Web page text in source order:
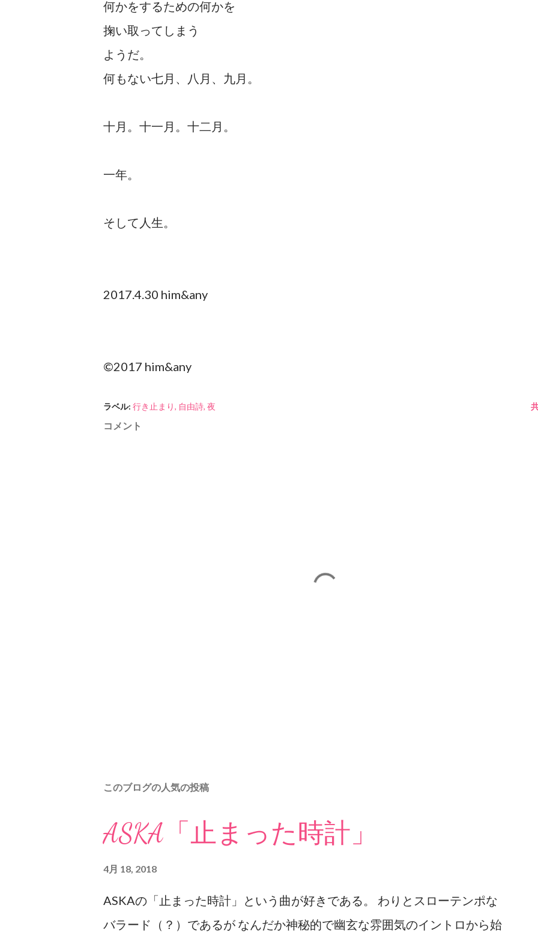
何かをするための何かを
掬い取ってしまう
ようだ。
何もない七月、八月、九月。
十月。十一月。十二月。
一年。
そして人生。
2017.4.30 him&any
©︎2017 him&any
ラベル: 行き止まり 自由詩 夜
コメント
このブログの人気の投稿
ASKA「止まった時計」
4月 18, 2018
ASKAの「止まった時計」という曲が好きである。 わりとスローテンポな
バラード（？）であるが なんだか神秘的で幽玄な雰囲気のイントロから始